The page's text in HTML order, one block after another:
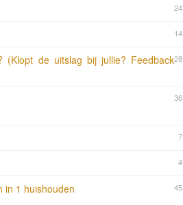
24
14
28
(Klopt de uitslag bij jullie? Feedback
36
7
4
45
in 1 huishouden